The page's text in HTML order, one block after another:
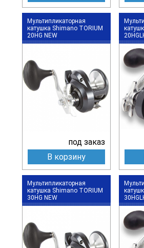
Мультипликаторная
катушка Shimano TORIUM
20HG NEW
под заказ
В корзину
Мультипликаторная
катушка Shimano TORIUM
30HG NEW